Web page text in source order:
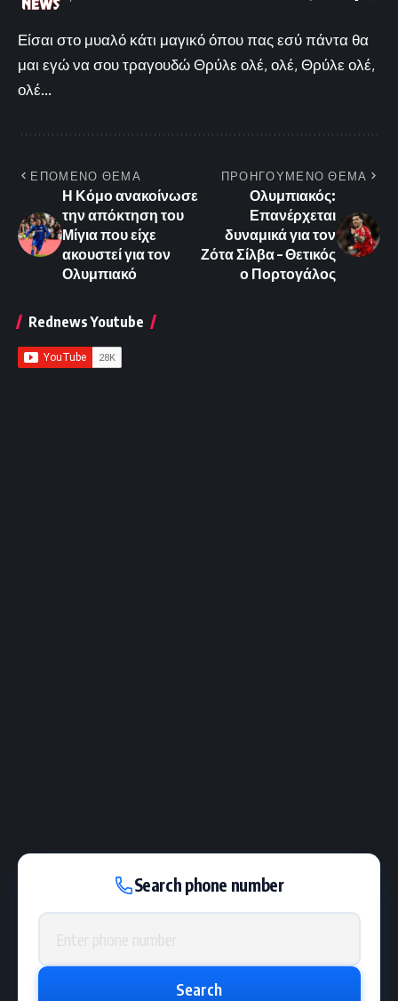
Είσαι στο μυαλό κάτι μαγικό όπου πας εσύ πάντα θα
μαι εγώ να σου τραγουδώ Θρύλε ολέ, ολέ, Θρύλε ολέ,
ολέ...
ΕΠΟΜΕΝΟ ΘΕΜΑ
Η Κόμο ανακοίνωσε
την απόκτηση του
Μίγια που είχε
ακουστεί για τον
Ολυμπιακό
ΠΡΟΗΓΟΥΜΕΝΟ ΘΕΜΑ
Ολυμπιακός:
Επανέρχεται
δυναμικά για τον
Ζότα Σίλβα – Θετικός
ο Πορτογάλος
Rednews Youtube
Search phone number
Phone number
Search